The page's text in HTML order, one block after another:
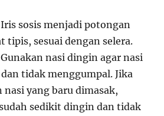
sosis menjadi potongan
tipis, sesuai dengan selera.
nasi dingin agar nasi
tidak menggumpal. Jika
nasi yang baru dimasak,
sedikit dingin dan tidak